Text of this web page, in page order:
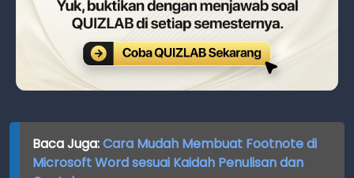
Baca Juga:Cara Mudah Membuat Footnote di
Microsoft Word sesuai Kaidah Penulisan dan